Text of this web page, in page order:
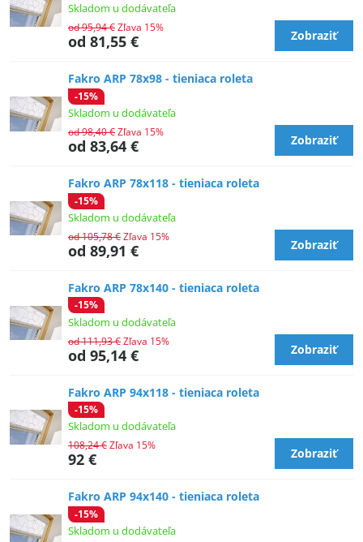
Skladom u dodávateľa
od 81,55 €
od 95,94 €Zľava 15%
Zobraziť
Fakro ARP 78x98 - tieniaca roleta
-15%
Skladom u dodávateľa
od 83,64 €
od 98,40 €Zľava 15%
Zobraziť
Fakro ARP 78x118 - tieniaca roleta
-15%
Skladom u dodávateľa
od 89,91 €
od 105,78 €Zľava 15%
Zobraziť
Fakro ARP 78x140 - tieniaca roleta
-15%
Skladom u dodávateľa
od 95,14 €
od 111,93 €Zľava 15%
Zobraziť
Fakro ARP 94x118 - tieniaca roleta
-15%
Skladom u dodávateľa
92 €
108,24 €Zľava 15%
Zobraziť
Fakro ARP 94x140 - tieniaca roleta
-15%
Skladom u dodávateľa